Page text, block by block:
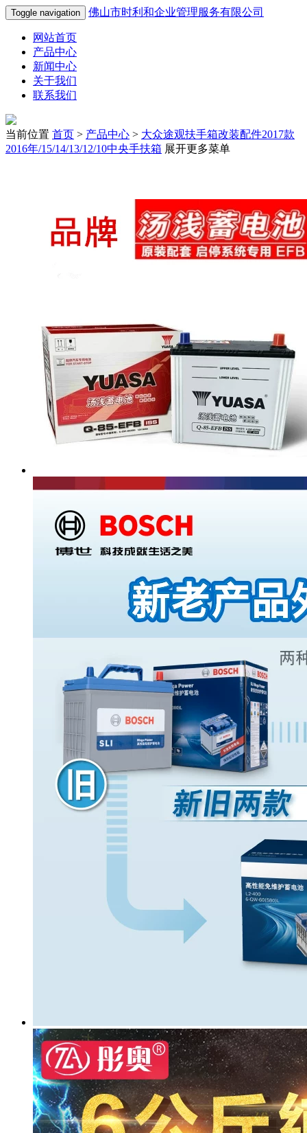
Toggle navigation 佛山市时利和企业管理服务有限公司
网站首页
产品中心
新闻中心
关于我们
联系我们
当前位置 首页 > 产品中心 > 大众途观扶手箱改装配件2017款
2016年/15/14/13/12/10中央手扶箱 展开更多菜单